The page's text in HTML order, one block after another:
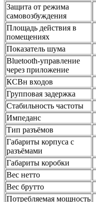
Защита от режима
самовозбуждения
Площадь действия в
помещениях
Показатель шума
Bluetooth-управление
через приложение
КСВн входов
Групповая задержка
Стабильность частоты
Импеданс
Тип разъёмов
Габариты корпуса с
разъёмами
Габариты коробки
Вес нетто
Вес брутто
Потребляемая мощность